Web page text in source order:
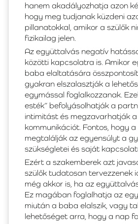
hanem akadályozhatja azon
hogy meg tudjanak küzdeni
pillanatokkal, amikor a szülők
fizikailag jelen.
Az együttalvás negatív
közötti kapcsolatra is. Amikor
baba elaltatására
gyakran elszalasztják a
egymással foglalkozzanak.
esték” befolyásolhatják a
intimitást és megzavarhatják
kommunikációt. Fontos, hogy a
megtalálják az egyensúlyt a
szükségletei és saját
Ezért a szakemberek azt
szülők tudatosan tervezzenek
még akkor is, ha az
Ez magában foglalhatja az
miután a baba elalszik, vagy
lehetőséget arra, hogy a nap